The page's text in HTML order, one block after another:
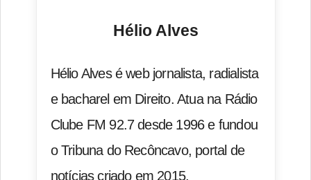
Hélio Alves
Hélio Alves é web jornalista, radialista
e bacharel em Direito. Atua na Rádio
Clube FM 92.7 desde 1996 e fundou
o Tribuna do Recôncavo, portal de
notícias criado em 2015.